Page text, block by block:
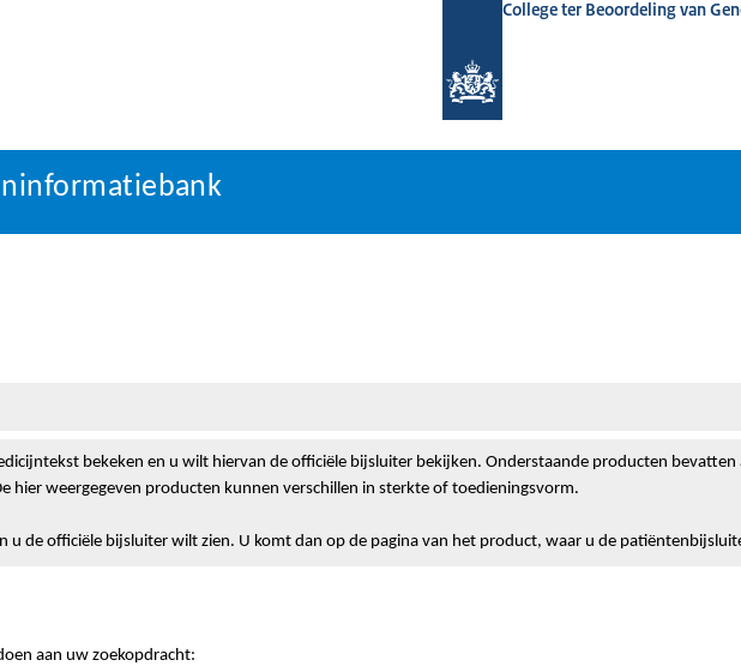
College ter Beoordeling van
bekeken en u wilt hiervan de officiële bijsluiter bekijken. Onderstaande producten
hier weergegeven producten kunnen verschillen in sterkte of toedieningsvorm.
u de officiële bijsluiter wilt zien. U komt dan op de pagina van het product, waar u de
aan uw zoekopdracht: